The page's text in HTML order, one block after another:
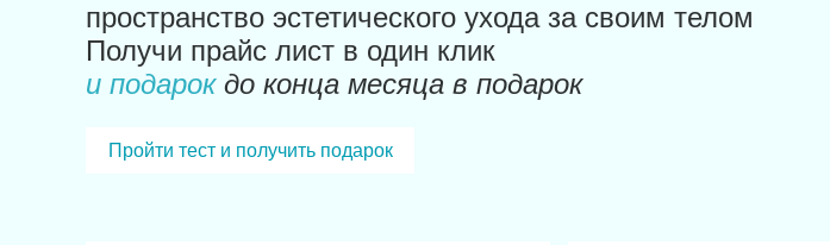
Пройти тест и получить подарок
Получи прайс лист в один клик
и подарок до конца месяца в подарок
пространство эстетического ухода за своим телом